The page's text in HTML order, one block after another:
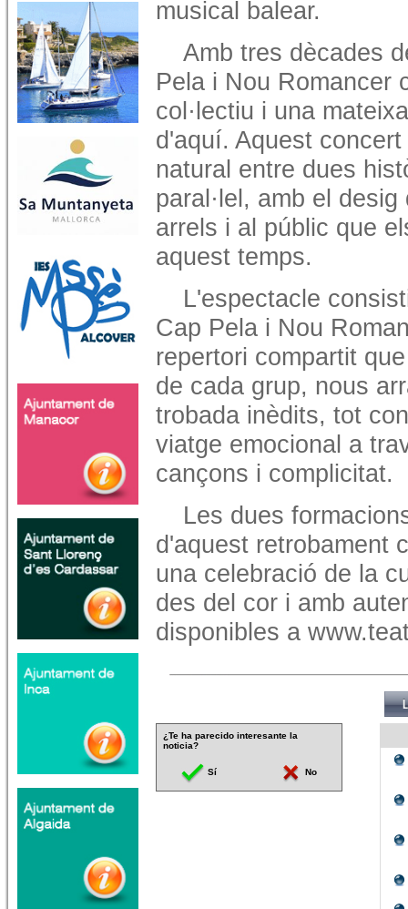
musical balear.
Amb tres dècades
Pela i Nou Romancer
col·lectiu i una
d'aquí. Aquest
natural entre dues
paral·lel, amb el
arrels i al públic que
aquest temps.
L'espectacle
Cap Pela i Nou
repertori compartit
de cada grup, nous
trobada inèdits, tot
viatge emocional a
cançons i complicitat.
Les dues
d'aquest retrobament
una celebració de la
des del cor i amb
disponibles a
¿Te ha parecido interesante la
noticia?
Sí No